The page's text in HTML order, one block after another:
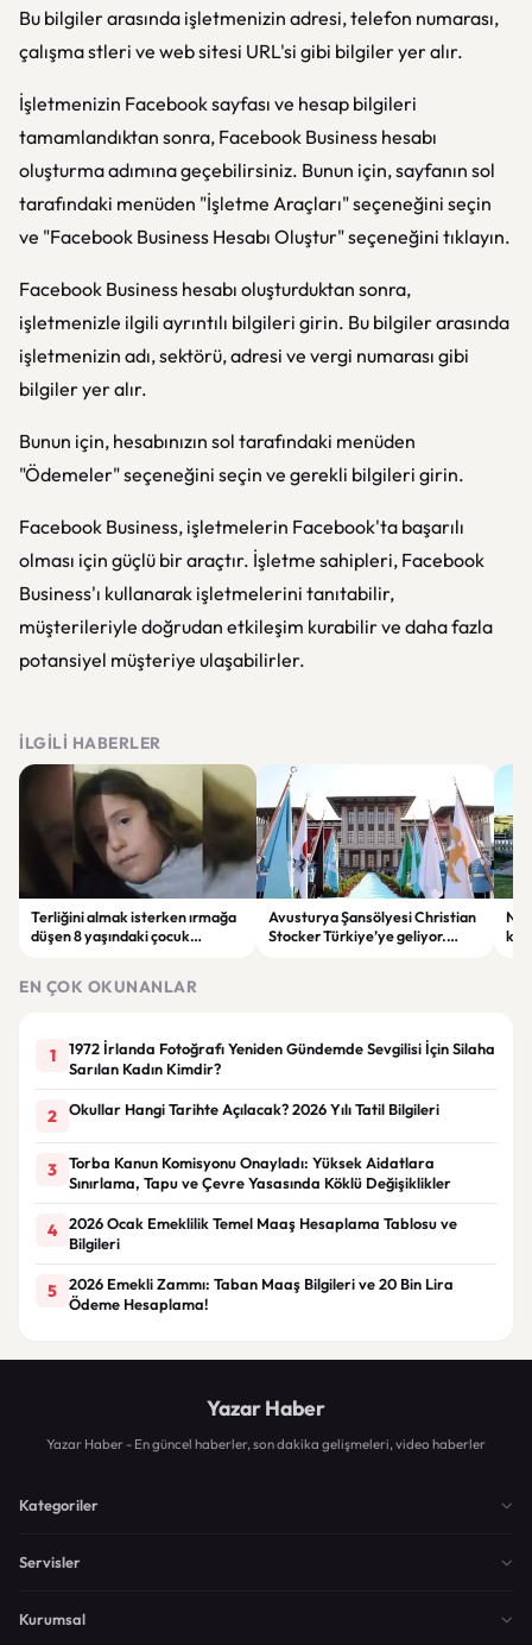
Bu bilgiler arasında işletmenizin adresi, telefon numarası,
çalışma stleri ve web sitesi URL'si gibi bilgiler yer alır.
İşletmenizin Facebook sayfası ve hesap bilgileri
tamamlandıktan sonra, Facebook Business hesabı
oluşturma adımına geçebilirsiniz. Bunun için, sayfanın sol
tarafındaki menüden "İşletme Araçları" seçeneğini seçin
ve "Facebook Business Hesabı Oluştur" seçeneğini tıklayın.
Facebook Business hesabı oluşturduktan sonra,
işletmenizle ilgili ayrıntılı bilgileri girin. Bu bilgiler arasında
işletmenizin adı, sektörü, adresi ve vergi numarası gibi
bilgiler yer alır.
Bunun için, hesabınızın sol tarafındaki menüden
"Ödemeler" seçeneğini seçin ve gerekli bilgileri girin.
Facebook Business, işletmelerin Facebook'ta başarılı
olması için güçlü bir araçtır. İşletme sahipleri, Facebook
Business'ı kullanarak işletmelerini tanıtabilir,
müşterileriyle doğrudan etkileşim kurabilir ve daha fazla
potansiyel müşteriye ulaşabilirler.
İLGILI HABERLER
Terliğini almak isterken ırmağa
düşen 8 yaşındaki çocuk
Avusturya Şansölyesi Christian
Stocker Türkiye’ye geliyor.
EN ÇOK OKUNANLAR
1
1972 İrlanda Fotoğrafı Yeniden Gündemde Sevgilisi İçin Silaha
Sarılan Kadın Kimdir?
2 Okullar Hangi Tarihte Açılacak? 2026 Yılı Tatil Bilgileri
3
Torba Kanun Komisyonu Onayladı: Yüksek Aidatlara
Sınırlama, Tapu ve Çevre Yasasında Köklü Değişiklikler
4
2026 Ocak Emeklilik Temel Maaş Hesaplama Tablosu ve
Bilgileri
5
2026 Emekli Zammı: Taban Maaş Bilgileri ve 20 Bin Lira
Ödeme Hesaplama!
Yazar Haber
Yazar Haber - En güncel haberler, son dakika gelişmeleri, video haberler
Kategoriler
Servisler
Kurumsal